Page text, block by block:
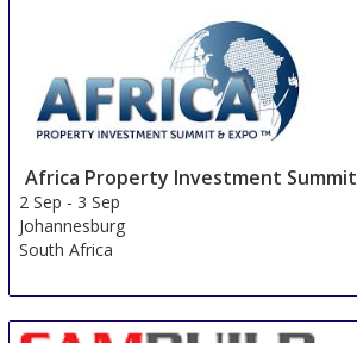
Africa Property Investment Summit
2 Sep - 3 Sep
Johannesburg
South Africa